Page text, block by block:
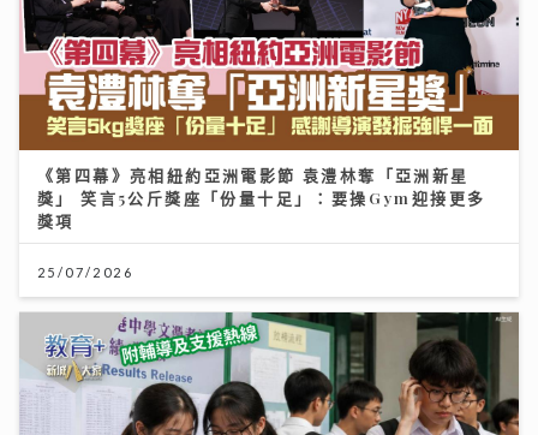
《第四幕》亮相紐約亞洲電影節 袁澧林奪「亞洲新星
獎」 笑言5公斤獎座「份量十足」：要操Gym迎接更多
獎項
25/07/2026